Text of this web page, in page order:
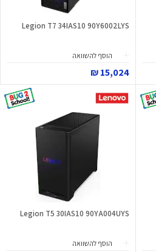
Legion T7 34IAS10 90Y6002LYS
הוסף להשוואה
15,024 ₪
Legion T5 30IAS10 90YA004UYS
הוסף להשוואה